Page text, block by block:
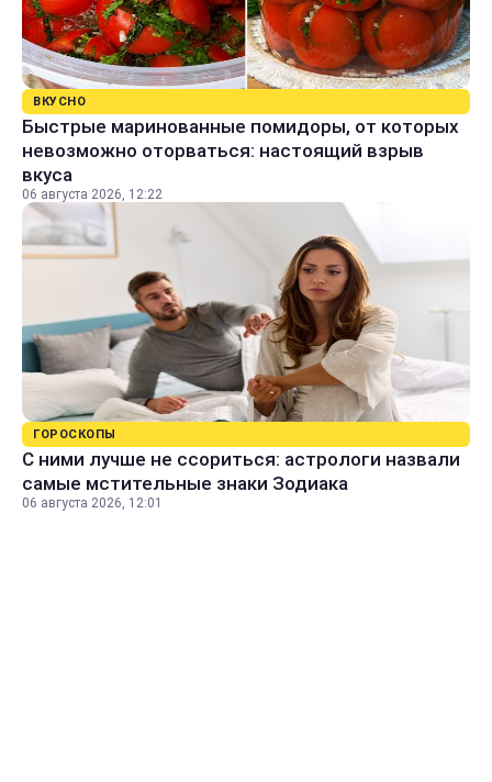
ВКУСНО
Быстрые маринованные помидоры, от которых
невозможно оторваться: настоящий взрыв
вкуса
06 августа 2026, 12:22
ГОРОСКОПЫ
С ними лучше не ссориться: астрологи назвали
самые мстительные знаки Зодиака
06 августа 2026, 12:01